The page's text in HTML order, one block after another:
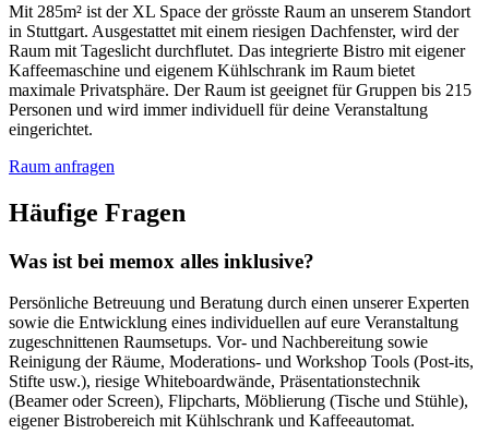
Mit 285m² ist der XL Space der grösste Raum an unserem Standort
in Stuttgart. Ausgestattet mit einem riesigen Dachfenster, wird der
Raum mit Tageslicht durchflutet. Das integrierte Bistro mit eigener
Kaffeemaschine und eigenem Kühlschrank im Raum bietet
maximale Privatsphäre. Der Raum ist geeignet für Gruppen bis 215
Personen und wird immer individuell für deine Veranstaltung
eingerichtet.
Raum anfragen
Häufige Fragen
Was ist bei memox alles inklusive?
Persönliche Betreuung und Beratung durch einen unserer Experten
sowie die Entwicklung eines individuellen auf eure Veranstaltung
zugeschnittenen Raumsetups. Vor- und Nachbereitung sowie
Reinigung der Räume, Moderations- und Workshop Tools (Post-its,
Stifte usw.), riesige Whiteboardwände, Präsentationstechnik
(Beamer oder Screen), Flipcharts, Möblierung (Tische und Stühle),
eigener Bistrobereich mit Kühlschrank und Kaffeeautomat.